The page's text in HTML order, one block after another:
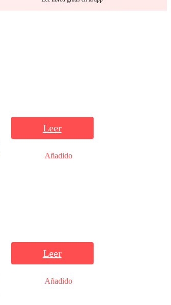
Leer
Añadido
Leer
Añadido